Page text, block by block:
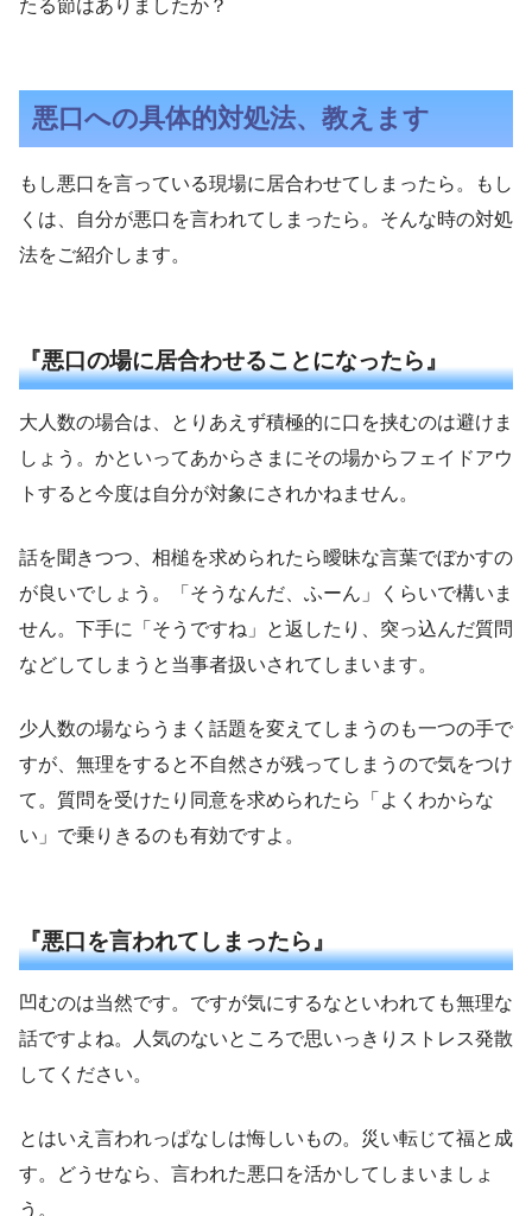
たる節はありましたか？
悪口への具体的対処法、教えます
もし悪口を言っている現場に居合わせてしまったら。もし
くは、自分が悪口を言われてしまったら。そんな時の対処
法をご紹介します。
『悪口の場に居合わせることになったら』
大人数の場合は、とりあえず積極的に口を挟むのは避けま
しょう。かといってあからさまにその場からフェイドアウ
トすると今度は自分が対象にされかねません。
話を聞きつつ、相槌を求められたら曖昧な言葉でぼかすの
が良いでしょう。「そうなんだ、ふーん」くらいで構いま
せん。下手に「そうですね」と返したり、突っ込んだ質問
などしてしまうと当事者扱いされてしまいます。
少人数の場ならうまく話題を変えてしまうのも一つの手で
すが、無理をすると不自然さが残ってしまうので気をつけ
て。質問を受けたり同意を求められたら「よくわからな
い」で乗りきるのも有効ですよ。
『悪口を言われてしまったら』
凹むのは当然です。ですが気にするなといわれても無理な
話ですよね。人気のないところで思いっきりストレス発散
してください。
とはいえ言われっぱなしは悔しいもの。災い転じて福と成
す。どうせなら、言われた悪口を活かしてしまいましょ
う。